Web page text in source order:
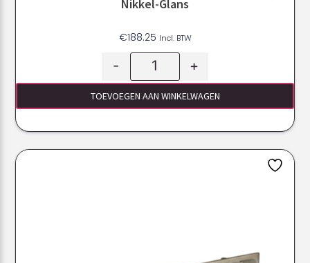
Nikkel-Glans
€188.25 Incl. BTW
- +
TOEVOEGEN AAN WINKELWAGEN